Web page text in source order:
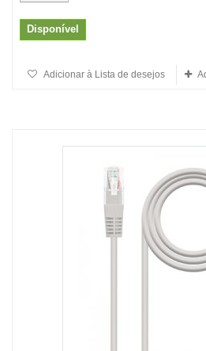
Disponível
Adicionar à Lista de desejos